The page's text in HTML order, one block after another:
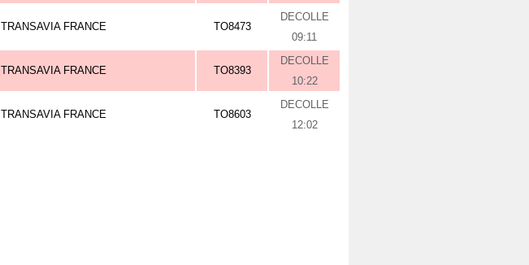
TRANSAVIA FRANCE TO8473
DECOLLE
09:11
TRANSAVIA FRANCE TO8393
DECOLLE
10:22
TRANSAVIA FRANCE TO8603
DECOLLE
12:02